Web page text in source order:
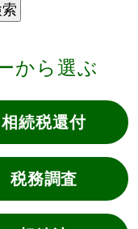
から選ぶ
相続税還付
税務調査